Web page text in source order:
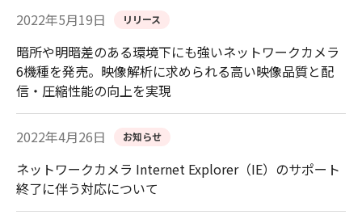
2022年5月19日 リリース
暗所や明暗差のある環境下にも強いネットワークカメラ
6機種を発売。映像解析に求められる高い映像品質と配
信・圧縮性能の向上を実現
2022年4月26日 お知らせ
ネットワークカメラ Internet Explorer（IE）のサポート
終了に伴う対応について